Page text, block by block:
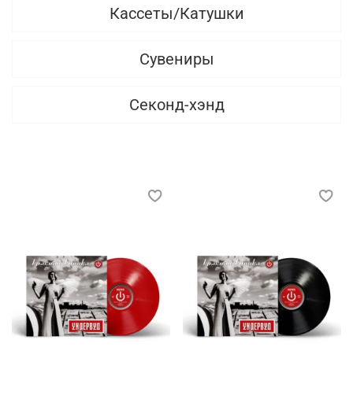
Кассеты/Катушки
Сувениры
Секонд-хэнд